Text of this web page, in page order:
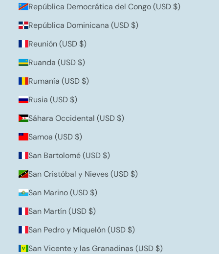
República Democrática del Congo (USD $)
República Dominicana (USD $)
Reunión (USD $)
Ruanda (USD $)
Rumanía (USD $)
Rusia (USD $)
Sáhara Occidental (USD $)
Samoa (USD $)
San Bartolomé (USD $)
San Cristóbal y Nieves (USD $)
San Marino (USD $)
San Martín (USD $)
San Pedro y Miquelón (USD $)
San Vicente y las Granadinas (USD $)